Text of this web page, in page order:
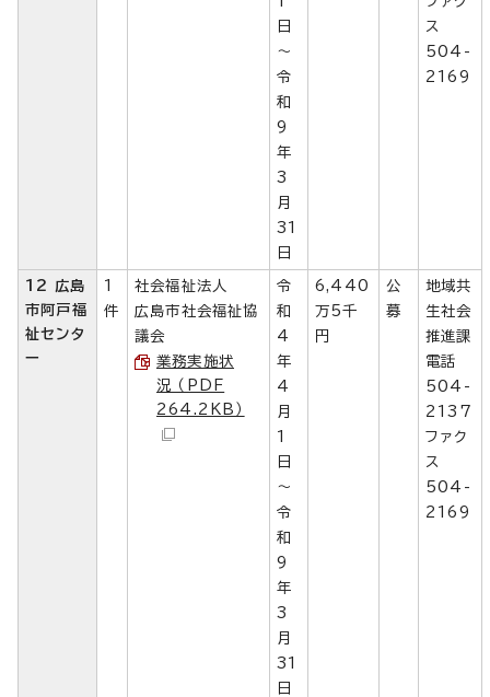
日
～
令
和
9
年
3
月
31
日
ス
504-
2169
12 広島
市阿戸福
祉センタ
ー
1
件
社会福祉法人
広島市社会福祉協
議会
業務実施状
況 （PDF
264.2KB）
令
和
4
年
4
月
1
日
～
令
和
9
年
3
月
31
日
6,440
万5千
円
公
募
地域共
生社会
推進課
電話
504-
2137
ファク
ス
504-
2169